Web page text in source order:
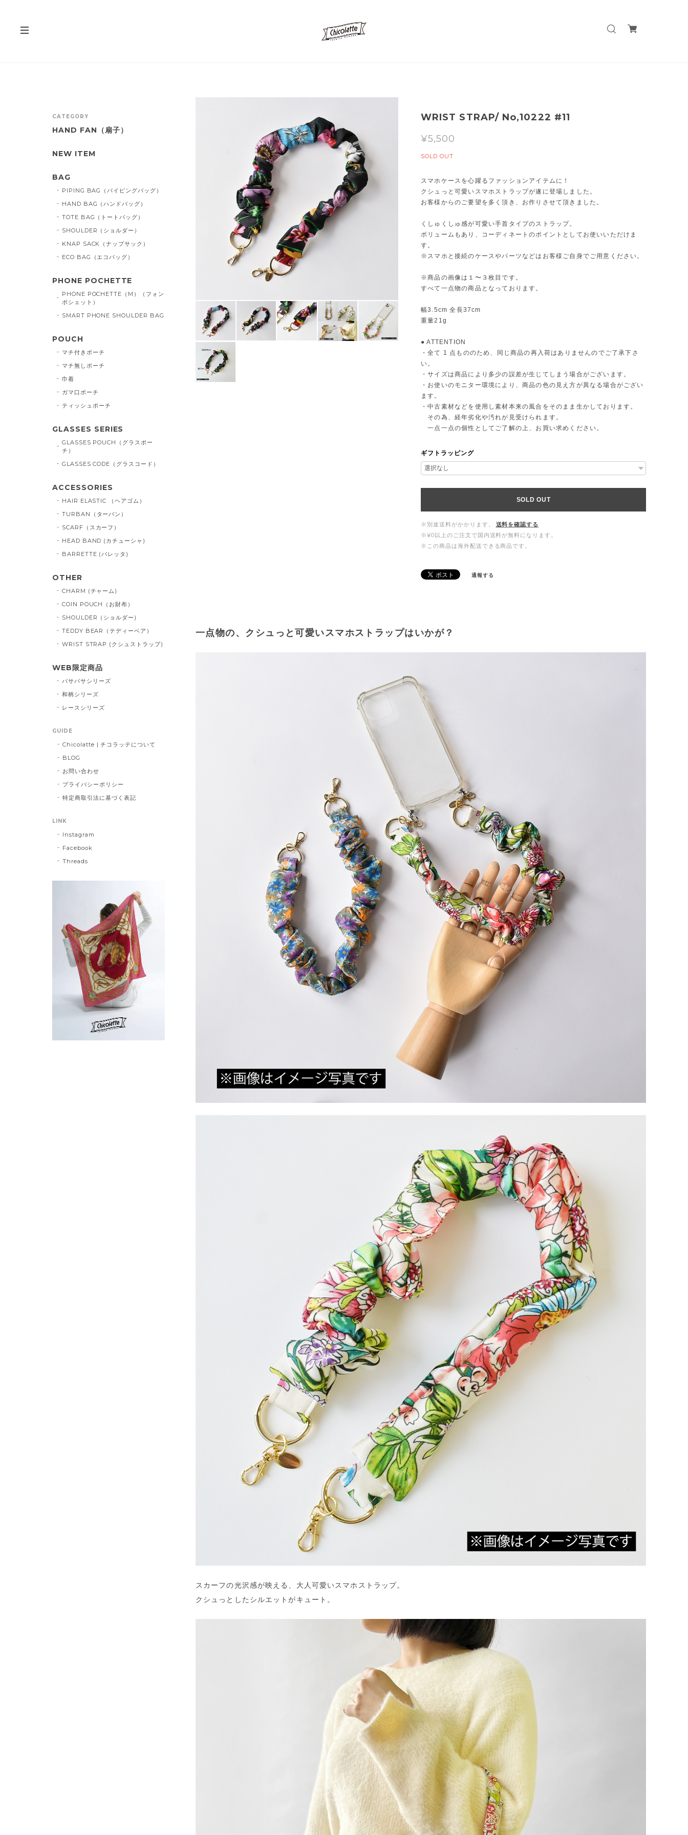
WRIST STRAP/ No,10222 #11
¥5,500
SOLD OUT
スマホケースを心躍るファッションアイテムに！
クシュっと可愛いスマホストラップが遂に登場しました。
お客様からのご要望を多く頂き、お作りさせて頂きました。
くしゅくしゅ感が可愛い手首タイプのストラップ。
ボリュームもあり、コーディネートのポイントとしてお使いいただけま
す。
※スマホと接続のケースやパーツなどはお客様ご自身でご用意ください。
※商品の画像は１〜３枚目です。
すべて一点物の商品となっております。
幅3.5cm 全長37cm
重量21g
● ATTENTION
・全て 1 点もののため、同じ商品の再入荷はありませんのでご了承下さ
い。
・サイズは商品により多少の誤差が生じてしまう場合がございます。
・お使いのモニター環境により、商品の色の見え方が異なる場合がござい
ます。
・中古素材などを使用し素材本来の風合をそのまま生かしております。
その為、経年劣化や汚れが見受けられます。
一点一点の個性としてご了解の上、お買い求めください。
ギフトラッピング
SOLD OUT
※別途送料がかかります。
送料を確認する
※¥0以上のご注文で国内送料が無料になります。
※この商品は海外配送できる商品です。
通報する
一点物の、クシュっと可愛いスマホストラップはいかが？
スカーフの光沢感が映える、大人可愛いスマホストラップ。
クシュっとしたシルエットがキュート。
CATEGORY
HAND FAN（扇子）
NEW ITEM
BAG
PIPING BAG（パイピングバッグ）
HAND BAG（ハンドバッグ）
TOTE BAG（トートバッグ）
SHOULDER（ショルダー）
KNAP SACK（ナップサック）
ECO BAG（エコバッグ）
PHONE POCHETTE
PHONE POCHETTE（M）（フォン
ポシェット）
SMART PHONE SHOULDER BAG
POUCH
マチ付きポーチ
マチ無しポーチ
巾着
ガマ口ポーチ
ティッシュポーチ
GLASSES SERIES
GLASSES POUCH（グラスポー
チ）
GLASSES CODE（グラスコード）
ACCESSORIES
HAIR ELASTIC （ヘアゴム）
TURBAN（ターバン）
SCARF（スカーフ）
HEAD BAND (カチューシャ)
BARRETTE (バレッタ)
OTHER
CHARM (チャーム)
COIN POUCH（お財布）
SHOULDER（ショルダー)
TEDDY BEAR（テディーベア）
WRIST STRAP (クシュストラップ)
WEB限定商品
バサバサシリーズ
和柄シリーズ
レースシリーズ
GUIDE
Chicolatte | チコラッテについて
BLOG
お問い合わせ
プライバシーポリシー
特定商取引法に基づく表記
LINK
Instagram
Facebook
Threads